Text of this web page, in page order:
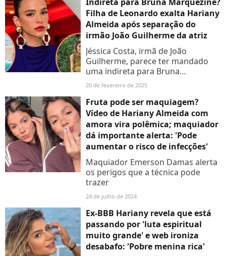
Filha de Leonardo exalta Hariany
Almeida após separação do
irmão João Guilherme da atriz
Jéssica Costa, irmã de João
Guilherme, parece ter mandado
uma indireta para Bruna
Marquezine pouco depois do fim
revelado
20 de fevereiro de 2025
Fruta pode ser maquiagem?
Vídeo de Hariany Almeida com
amora vira polêmica; maquiador
dá importante alerta: 'Pode
aumentar o risco de infecções'
Maquiador Emerson Damas alerta
os perigos que a técnica pode
trazer
24 de julho de 2024
Ex-BBB Hariany revela que está
passando por 'luta espiritual
muito grande' e web ironiza
desabafo: 'Pobre menina rica'